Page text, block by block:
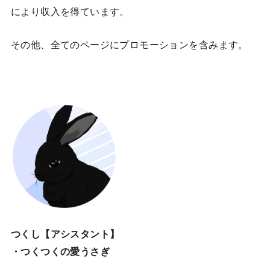
により収入を得ています。
その他、全てのページにプロモーションを含みます。
つくし【アシスタント】
・つくつくの愛うさぎ